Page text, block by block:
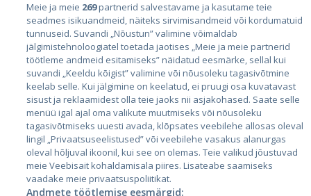
Страны
Эстония
Латвия
Литва
Meie ja meie 269partnerid salvestavame ja kasutame teie
seadmes isikuandmeid, näiteks sirvimisandmeid või kordumatuid
tunnuseid. Suvandi „Nõustun” valimine võimaldab
jälgimistehnoloogiatel toetada jaotises „Meie ja meie partnerid
töötleme andmeid esitamiseks” näidatud eesmärke, sellal kui
suvandi „Keeldu kõigist” valimine või nõusoleku tagasivõtmine
keelab selle. Kui jälgimine on keelatud, ei pruugi osa kuvatavast
sisust ja reklaamidest olla teie jaoks nii asjakohased. Saate selle
menüü igal ajal oma valikute muutmiseks või nõusoleku
tagasivõtmiseks uuesti avada, klõpsates veebilehe allosas oleval
lingil „Privaatsuseelistused” või veebilehe vasakus alanurgas
oleval hõljuval ikoonil, kui see on olemas. Teie valikud jõustuvad
meie Veebisait kohaldamisala piires. Lisateabe saamiseks
vaadake meie privaatsuspoliitikat.
Andmete töötlemise eesmärgid: